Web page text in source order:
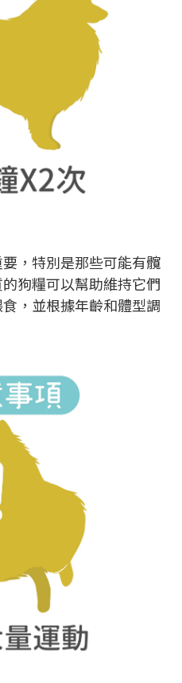
，特別是那些可能有髖
狗糧可以幫助維持它們
，並根據年齡和體型調